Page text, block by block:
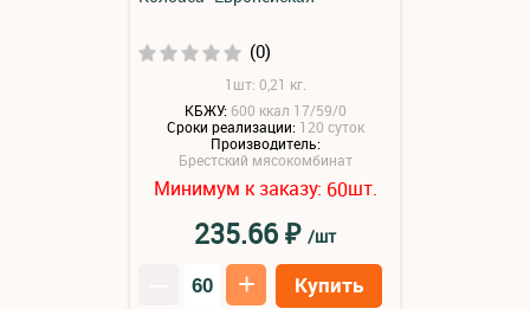
(0)
1шт: 0,21 кг.
КБЖУ: 600 ккал 17/59/0
Сроки реализации: 120 суток
Производитель:
Брестский мясокомбинат
Минимум к заказу: 60шт.
235.66₽ /шт
+ Купить